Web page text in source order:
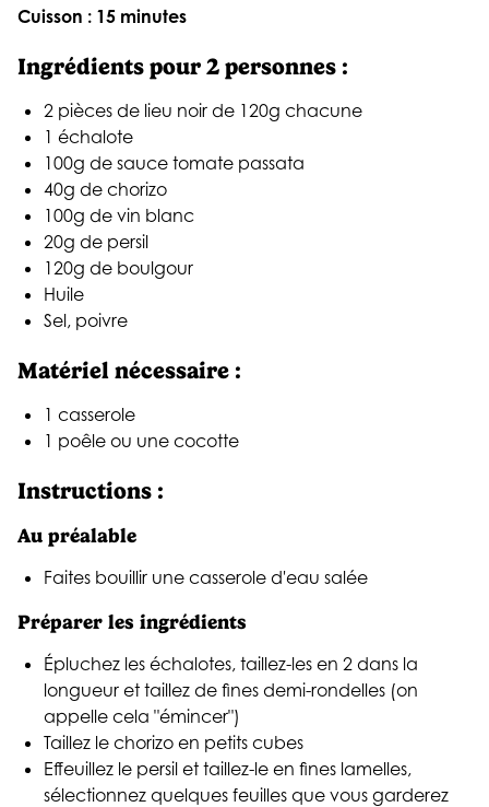
Cuisson : 15 minutes
Ingrédients pour 2 personnes :
2 pièces de lieu noir de 120g chacune
1 échalote
100g de sauce tomate passata
40g de chorizo
100g de vin blanc
20g de persil
120g de boulgour
Huile
Sel, poivre
Matériel nécessaire :
1 casserole
1 poêle ou une cocotte
Instructions :
Au préalable
Faites bouillir une casserole d'eau salée
Préparer les ingrédients
Épluchez les échalotes, taillez-les en 2 dans la
longueur et taillez de fines demi-rondelles (on
appelle cela "émincer")
Taillez le chorizo en petits cubes
Effeuillez le persil et taillez-le en fines lamelles,
sélectionnez quelques feuilles que vous garderez